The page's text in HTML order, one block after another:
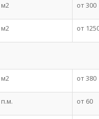
м2 от 300
м2 от
м2 от 380
п.м. от 60